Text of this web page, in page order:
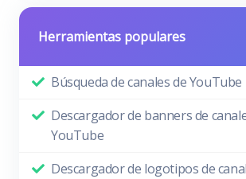
Herramientas populares
Búsqueda de canales de YouTube
Descargador de banners de
YouTube
Descargador de logotipos de